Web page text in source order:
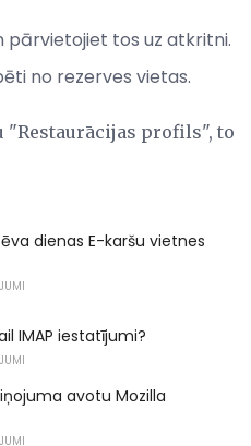
pārvietojiet tos uz atkritni.
no rezerves vietas.
"Restaurācijas profils", to
dienas E-karšu vietnes
IMAP iestatījumi?
avotu Mozilla